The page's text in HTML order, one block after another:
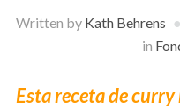
Written by Kath Behrens
in
Esta receta de